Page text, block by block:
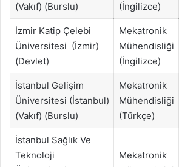
(Vakıf) (Burslu)
(İngilizce)
İzmir Katip Çelebi
Üniversitesi (İzmir)
(Devlet)
Mekatronik
Mühendisliği
(İngilizce)
İstanbul Gelişim
Üniversitesi (İstanbul)
(Vakıf) (Burslu)
Mekatronik
Mühendisliği
(Türkçe)
İstanbul Sağlık Ve
Teknoloji
Mekatronik